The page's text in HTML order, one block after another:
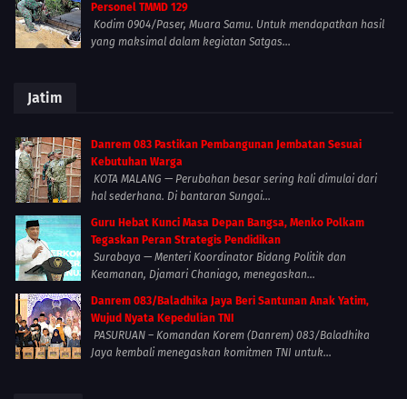
Personel TMMD 129
Kodim 0904/Paser, Muara Samu. Untuk mendapatkan hasil
yang maksimal dalam kegiatan Satgas...
Jatim
Danrem 083 Pastikan Pembangunan Jembatan Sesuai
Kebutuhan Warga
KOTA MALANG — Perubahan besar sering kali dimulai dari
hal sederhana. Di bantaran Sungai...
Guru Hebat Kunci Masa Depan Bangsa, Menko Polkam
Tegaskan Peran Strategis Pendidikan
Surabaya — Menteri Koordinator Bidang Politik dan
Keamanan, Djamari Chaniago, menegaskan...
Danrem 083/Baladhika Jaya Beri Santunan Anak Yatim,
Wujud Nyata Kepedulian TNI
PASURUAN – Komandan Korem (Danrem) 083/Baladhika
Jaya kembali menegaskan komitmen TNI untuk...